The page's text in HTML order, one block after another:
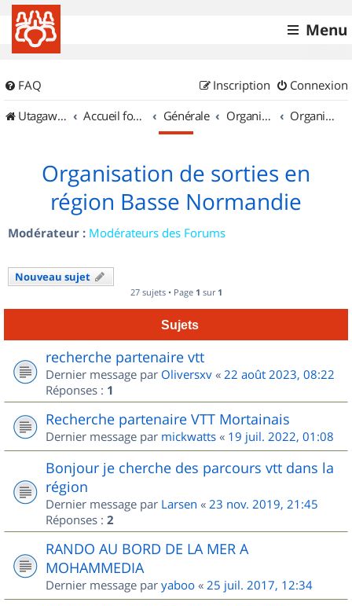
Menu
FAQ Connexion
Inscription
UtagawaVTT (Randos VTT et VTTAE avec traces GPS)
Accueil forum Générale Organisation de sorties & Recherche de partenaires Organisation de sorties en région Basse Normandie
Organisation de sorties en
région Basse Normandie
Modérateur : Modérateurs des Forums
Nouveau sujet
27 sujets • Page 1 sur 1
Sujets
recherche partenaire vtt
Dernier message par Oliversxv « 22 août 2023, 08:22
Réponses : 1
Recherche partenaire VTT Mortainais
Dernier message par mickwatts « 19 juil. 2022, 01:08
Bonjour je cherche des parcours vtt dans la
région
Dernier message par Larsen « 23 nov. 2019, 21:45
Réponses : 2
RANDO AU BORD DE LA MER A
MOHAMMEDIA
Dernier message par yaboo « 25 juil. 2017, 12:34